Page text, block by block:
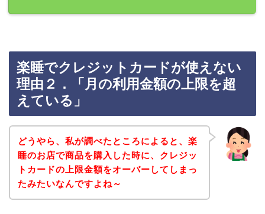
楽睡でクレジットカードが使えない
理由２．「月の利用金額の上限を超
えている」
どうやら、私が調べたところによると、楽
睡のお店で商品を購入した時に、クレジッ
トカードの上限金額をオーバーしてしまっ
たみたいなんですよね～